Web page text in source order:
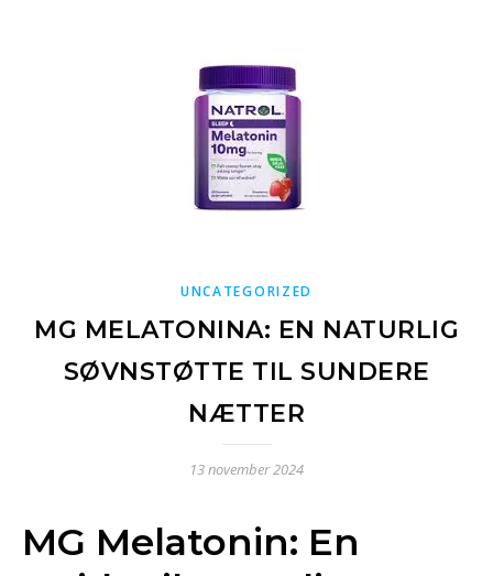
UNCATEGORIZED
MG MELATONINA: EN NATURLIG
SØVNSTØTTE TIL SUNDERE
NÆTTER
13 november 2024
MG Melatonin: En